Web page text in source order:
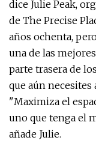
dice Julie Peak,
de The Precise
años ochenta,
una de las
parte trasera de
que aún necesites
"Maximiza el
uno que tenga el
añade Julie.